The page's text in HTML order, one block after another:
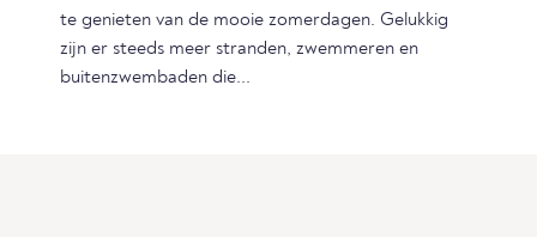
te genieten van de mooie zomerdagen. Gelukkig
zijn er steeds meer stranden, zwemmeren en
buitenzwembaden die...